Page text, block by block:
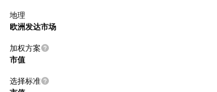
地理
欧洲发达市场
加权方案
市值
选择标准